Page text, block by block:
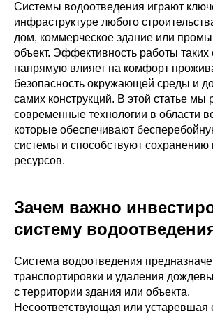
Системы водоотведения играют
инфраструктуре любого
дом, коммерческое здание или
объект. Эффективность работы таких
напрямую влияет на комфорт
безопасность окружающей среды и
самих конструкций. В этой статье мы
современные технологии в области
которые обеспечивают
системы и способствуют
ресурсов.
Зачем важно
систему
Система водоотведения
транспортировки и удаления
с территории здания или объекта.
Несоответствующая или устаревшая